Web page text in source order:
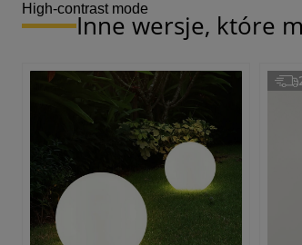
High-contrast mode
Inne wersje, które